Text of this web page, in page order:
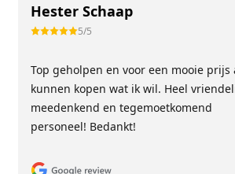
Hester Schaap
5/5
Top geholpen en voor een mooie prijs
kunnen kopen wat ik wil. Heel
meedenkend en tegemoetkomend
personeel! Bedankt!